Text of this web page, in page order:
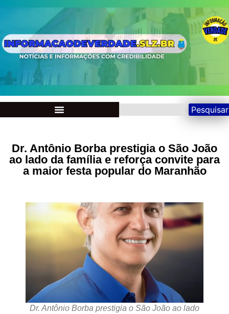
Pesquisar
Dr. Antônio Borba prestigia o São João
ao lado da família e reforça convite para
a maior festa popular do Maranhão
Dr. Antônio Borba prestigia o São João ao lado